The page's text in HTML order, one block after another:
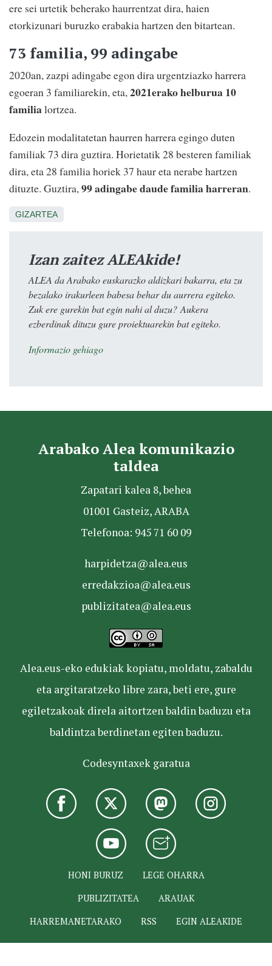
ere sei urtetik beherako haurrentzat dira, haien
etorkizunari buruzko erabakia hartzen den bitartean.
73 familia, 99 adingabe
2020an, zazpi adingabe egon dira urgentziazko harrera
egoeran 3 familiarekin, eta,2021erako helburua 10
familialortzea.
Edozein modalitatetan haurren harrera egingo duten
familiak 73 dira guztira. Horietatik 28 besteren familiak
dira, eta 28 familia horiek 37 haur eta nerabe hartzen
dituzte. Guztira, 99 adingabe daude familia harreran.
GIZARTEA
Izan zaitez ALEAkide!
ALEA da Arabako euskarazko aldizkari bakarra, eta zu
bezalako irakurleen babesa behar du aurrera egiteko.
Zuk ere gurekin bat egin nahi al duzu? Aukera
ezberdinak dituzu gure proiektuarekin bat egiteko.
Informazio gehiago
Arabako Alea komunikazio
taldea
Zapatari kalea 8, behea
01001 Gasteiz, ARABA
Telefonoa: 945 71 60 09
harpidetza@alea.eus
erredakzioa@alea.eus
publizitatea@alea.eus
Alea.eus-eko edukiak kopiatu, moldatu, zabaldu
eta argitaratzeko libre zara, beti ere, gure
egiletzakoak direla aitortzen baldin baduzu eta
baldintza berdinetan egiten baduzu.
Codesyntaxek garatua
HONI BURUZ
LEGE OHARRA
PUBLIZITATEA
ARAUAK
HARREMANETARAKO
RSS EGIN ALEAKIDE